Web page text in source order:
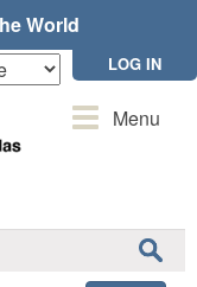
World
LOG IN
ToggleMenu